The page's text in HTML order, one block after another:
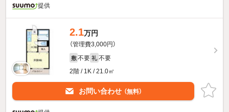
提供
2.1万円
（管理費3,000円）
敷 不要 礼 不要
2階 / 1K / 21.0㎡
お問い合わせ （無料）